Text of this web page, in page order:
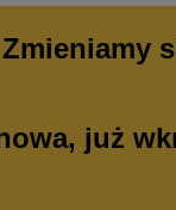
Zmieniamy
już